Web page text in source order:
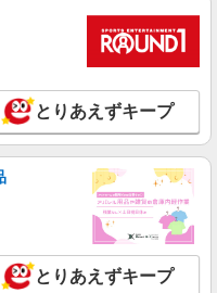
タッフ◆穏やかな職場×週
円 ＜日払い有/週払い有/交
代含む)＞
ク通勤OK
詳細を見る
ームSTAFF＊生活のサポ
とりあえずキープ
とりあえずキープ